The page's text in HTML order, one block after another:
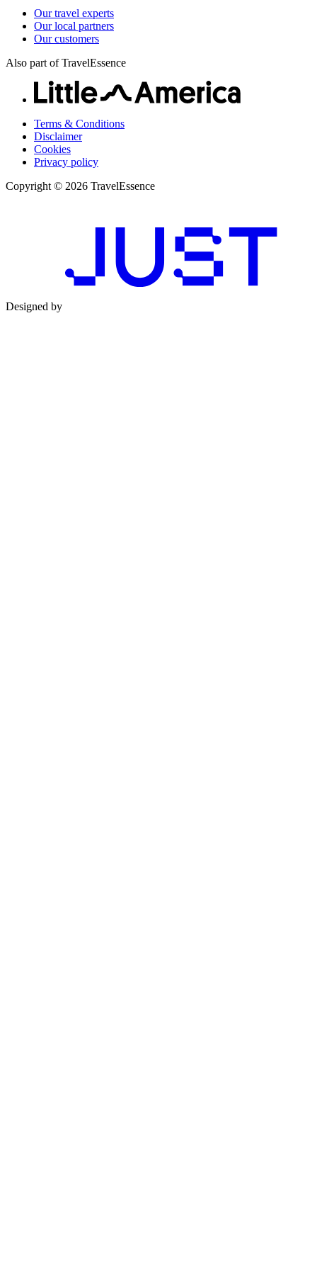
Our travel experts
Our local partners
Our customers
Also part of TravelEssence
Terms & Conditions
Disclaimer
Cookies
Privacy policy
Copyright © 2026 TravelEssence
Designed by